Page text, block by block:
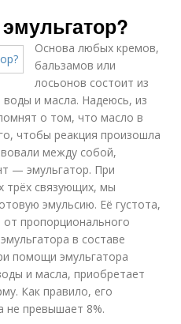
Основа любых кремов,
бальзамов или
лосьонов состоит из
воды и масла. Надеюсь, из
о том, что масло в
чтобы реакция произошла
между собой,
— эмульгатор. При
трёх связующих, мы
эмульсию. Её густота,
пропорционального
в составе
помощи эмульгатора
и масла, приобретает
Как правило, его
не превышает 8%.